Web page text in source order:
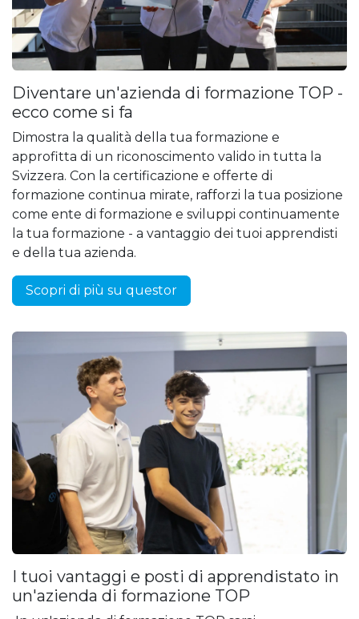
Diventare un'azienda di formazione TOP -
ecco come si fa
Dimostra la qualità della tua formazione e
approfitta di un riconoscimento valido in tutta la
Svizzera. Con la certificazione e offerte di
formazione continua mirate, rafforzi la tua posizione
come ente di formazione e sviluppi continuamente
la tua formazione - a vantaggio dei tuoi apprendisti
e della tua azienda.
Scopri di più su questor
I tuoi vantaggi e posti di apprendistato in
un'azienda di formazione TOP